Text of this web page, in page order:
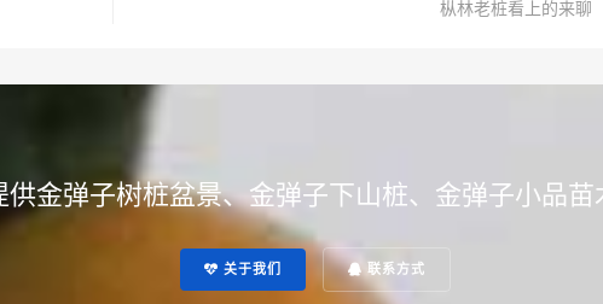
枞林老桩看上的来聊
供金弹子树桩盆景、金弹子下山桩、金弹子小品苗
关于我们 联系方式